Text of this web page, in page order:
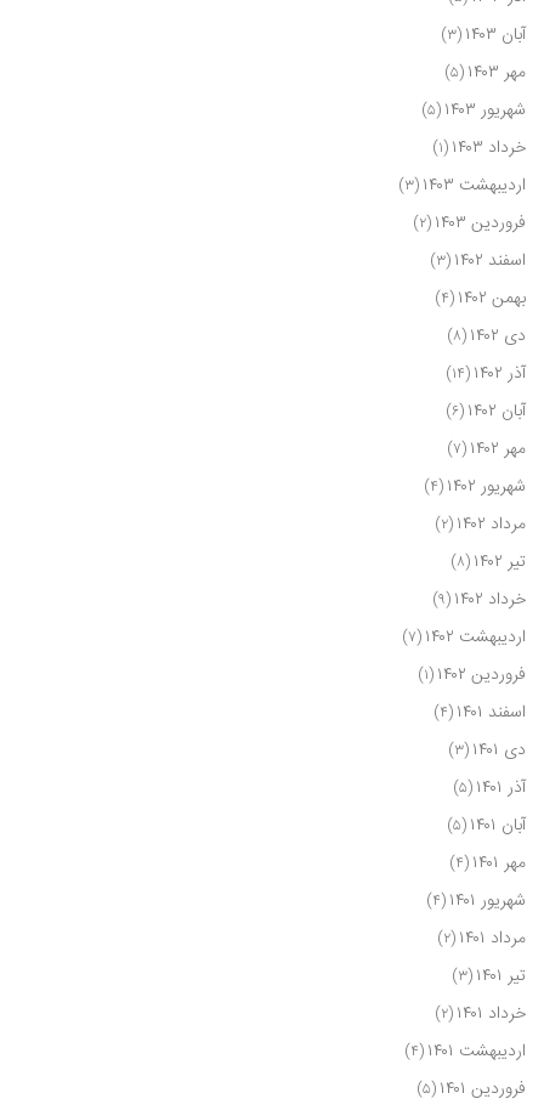
آبان ۱۴۰۳ (۳)
مهر ۱۴۰۳ (۵)
شهریور ۱۴۰۳ (۵)
خرداد ۱۴۰۳ (۱)
اردیبهشت ۱۴۰۳ (۳)
فروردین ۱۴۰۳ (۲)
اسفند ۱۴۰۲ (۳)
بهمن ۱۴۰۲ (۴)
دی ۱۴۰۲ (۸)
آذر ۱۴۰۲ (۱۴)
آبان ۱۴۰۲ (۶)
مهر ۱۴۰۲ (۷)
شهریور ۱۴۰۲ (۴)
مرداد ۱۴۰۲ (۲)
تیر ۱۴۰۲ (۸)
خرداد ۱۴۰۲ (۹)
اردیبهشت ۱۴۰۲ (۷)
فروردین ۱۴۰۲ (۱)
اسفند ۱۴۰۱ (۴)
دی ۱۴۰۱ (۳)
آذر ۱۴۰۱ (۵)
آبان ۱۴۰۱ (۵)
مهر ۱۴۰۱ (۴)
شهریور ۱۴۰۱ (۴)
مرداد ۱۴۰۱ (۲)
تیر ۱۴۰۱ (۳)
خرداد ۱۴۰۱ (۲)
اردیبهشت ۱۴۰۱ (۴)
فروردین ۱۴۰۱ (۵)